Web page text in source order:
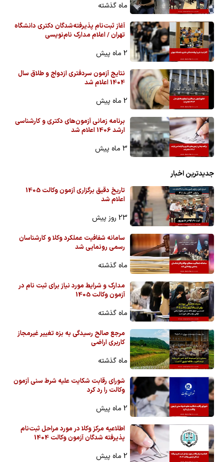
ماه گذشته
آغاز ثبت‌نام پذیرفته‌شدگان دکتری دانشگاه
تهران / اعلام مدارک نام‌نویسی
2 ماه پیش
نتایج آزمون سردفتری ازدواج و طلاق سال
1404 اعلام شد
2 ماه پیش
برنامه زمانی آزمون‌های دکتری و کارشناسی
ارشد 1406 اعلام شد
3 ماه پیش
جدیدترین اخبار
تاریخ دقیق برگزاری آزمون وکالت 1405
اعلام شد
23 روز پیش
سامانه شفافیت عملکرد وکلا و کارشناسان
رسمی رونمایی شد
ماه گذشته
مدارک و شرایط مورد نیاز برای ثبت نام در
آزمون وکالت 1405
ماه گذشته
مرجع صالح رسیدگی به بزه تغییر غیرمجاز
کاربری اراضی
ماه گذشته
شورای رقابت شکایت علیه شرط سنی آزمون
وکالت را رد کرد
2 ماه پیش
اطلاعیه مرکز وکلا در مورد مراحل ثبت‌نام
پذیرفته شدگان آزمون وکالت 1404
2 ماه پیش